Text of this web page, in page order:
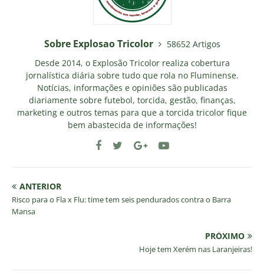
Sobre Explosao Tricolor
58652 Artigos
Desde 2014, o Explosão Tricolor realiza cobertura
jornalística diária sobre tudo que rola no Fluminense.
Notícias, informações e opiniões são publicadas
diariamente sobre futebol, torcida, gestão, finanças,
marketing e outros temas para que a torcida tricolor fique
bem abastecida de informações!
ANTERIOR
Risco para o Fla x Flu: time tem seis pendurados contra o Barra
Mansa
PRÓXIMO
Hoje tem Xerém nas Laranjeiras!